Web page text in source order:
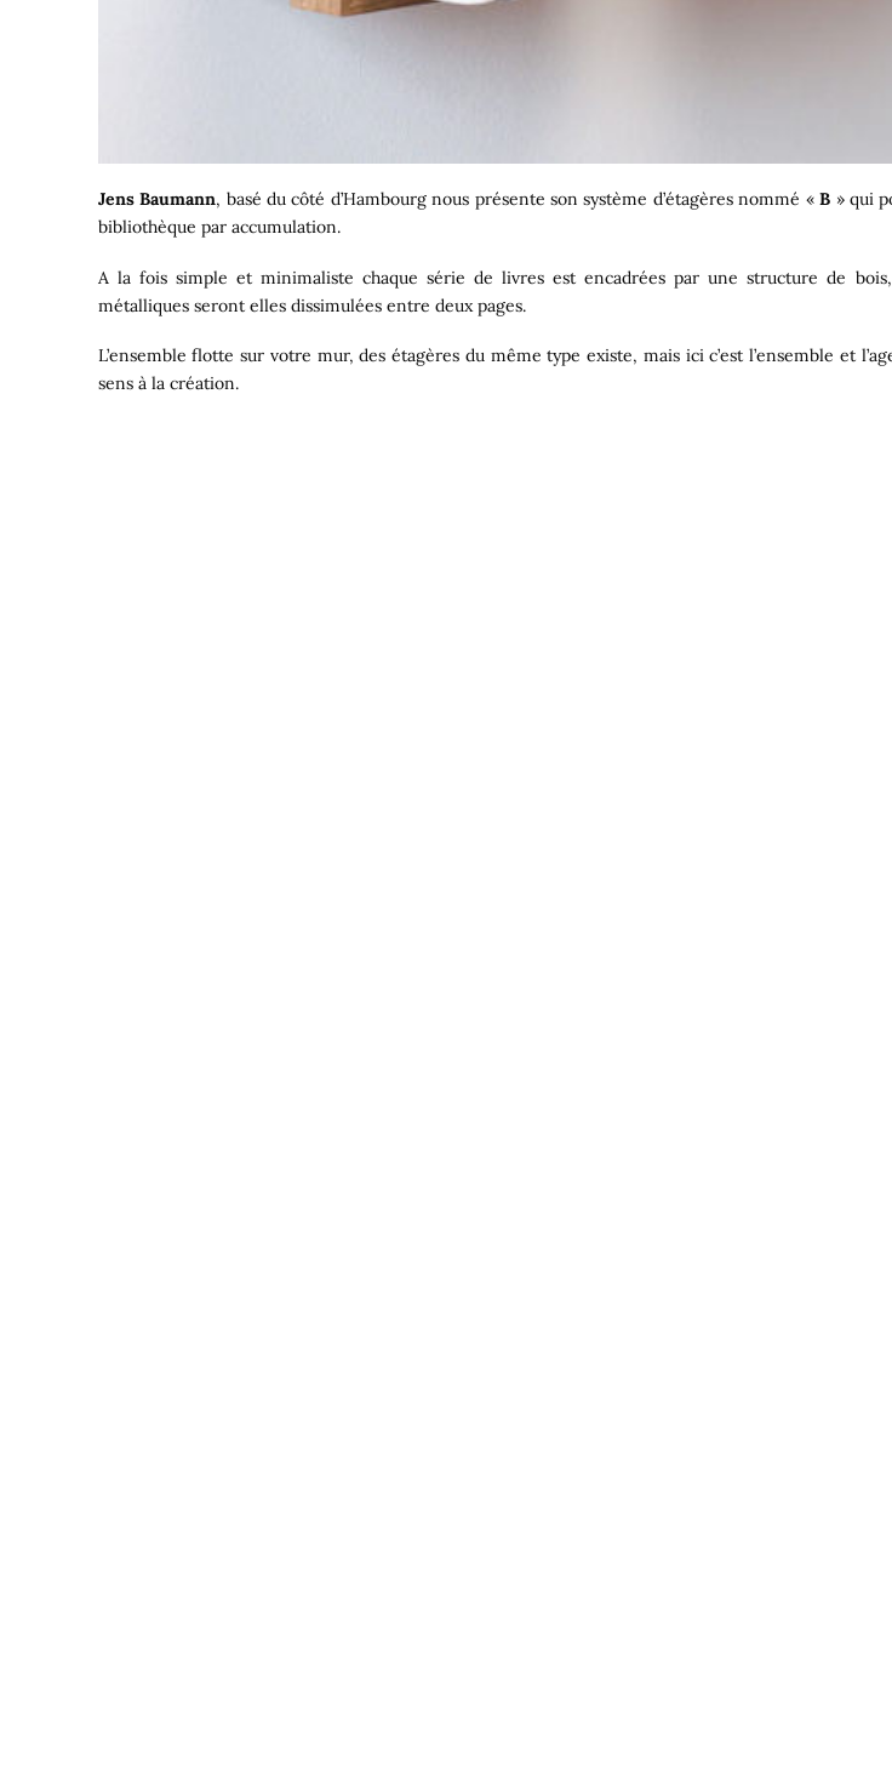
Jens Baumann, basé du côté d’Hambourg nous présente son système d’étagères nommé «B » qui
bibliothèque par accumulation.
A la fois simple et minimaliste chaque série de livres est encadrées par une structure de
métalliques seront elles dissimulées entre deux pages.
L’ensemble flotte sur votre mur, des étagères du même type existe, mais ici c’est l’ensemble et
sens à la création.